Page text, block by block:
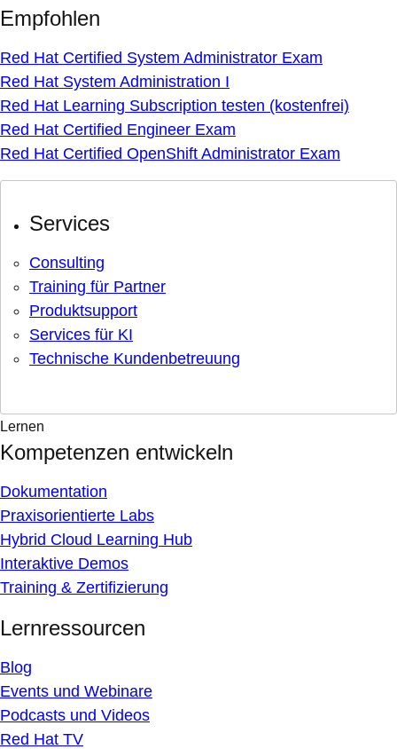
Empfohlen
Red Hat Certified System Administrator Exam
Red Hat System Administration I
Red Hat Learning Subscription testen (kostenfrei)
Red Hat Certified Engineer Exam
Red Hat Certified OpenShift Administrator Exam
Services
Consulting
Training für Partner
Produktsupport
Services für KI
Technische Kundenbetreuung
Lernen
Kompetenzen entwickeln
Dokumentation
Praxisorientierte Labs
Hybrid Cloud Learning Hub
Interaktive Demos
Training & Zertifizierung
Lernressourcen
Blog
Events und Webinare
Podcasts und Videos
Red Hat TV